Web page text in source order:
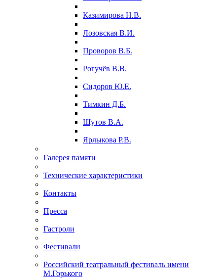
Казимирова Н.В.
Лозовская В.И.
Проворов В.Б.
Рогучёв В.В.
Сидоров Ю.Е.
Тимкин Д.Б.
Шутов В.А.
Ярлыкова Р.В.
Галерея памяти
Технические характеристики
Контакты
Пресса
Гастроли
Фестивали
Российский театральный фестиваль имени
М.Горького